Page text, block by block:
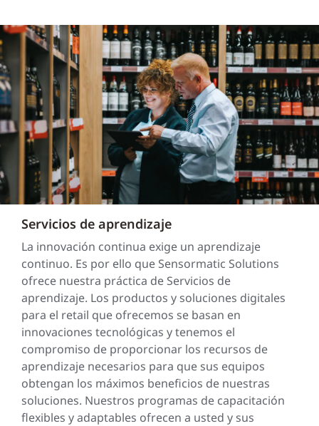
Servicios de aprendizaje
La innovación continua exige un aprendizaje
continuo. Es por ello que Sensormatic Solutions
ofrece nuestra práctica de Servicios de
aprendizaje. Los productos y soluciones digitales
para el retail que ofrecemos se basan en
innovaciones tecnológicas y tenemos el
compromiso de proporcionar los recursos de
aprendizaje necesarios para que sus equipos
obtengan los máximos beneficios de nuestras
soluciones. Nuestros programas de capacitación
flexibles y adaptables ofrecen a usted y sus